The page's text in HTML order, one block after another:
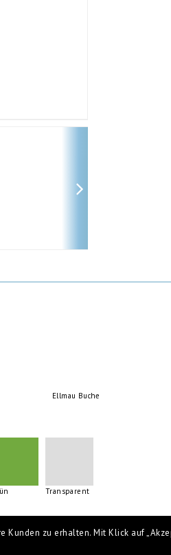
Ellmau Buche
Transparent
zu erhalten. Mit Klick auf